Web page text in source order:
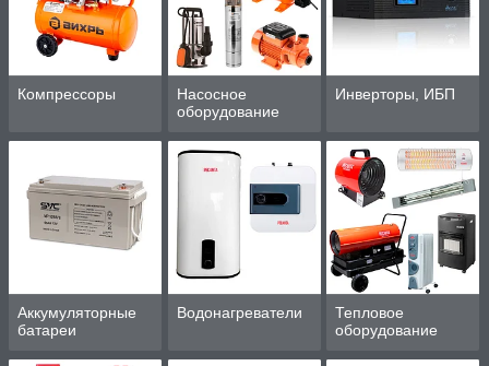
Компрессоры
Насосное
оборудование
Инверторы, ИБП
Аккумуляторные
батареи
Водонагреватели
Тепловое
оборудование